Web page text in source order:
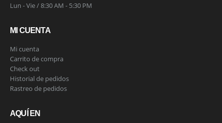
Lun - Vie / 8:30 AM - 5:30 PM
MI CUENTA
Mi cuenta
Carrito de compra
Check out
Historial de pedidos
Rastreo de pedidos
AQUÍ EN